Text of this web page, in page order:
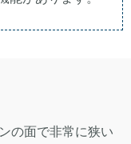
の面で非常に狭い